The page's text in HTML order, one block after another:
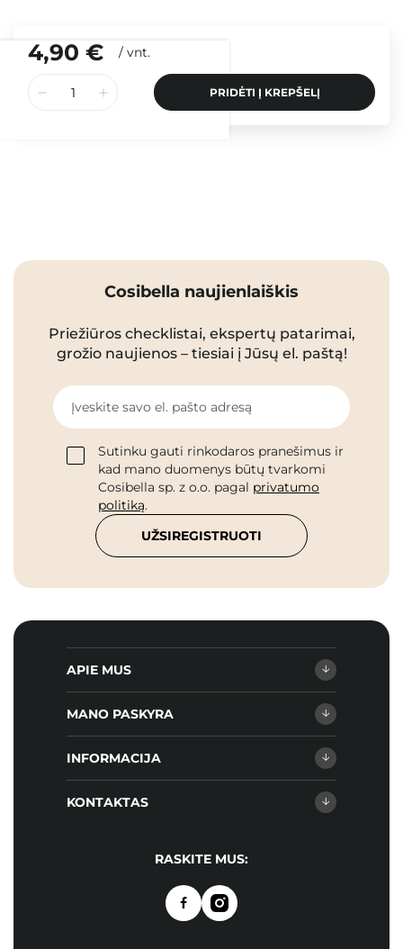
4,90 € / vnt.
PRIDĖTI Į KREPŠELĮ
Cosibella naujienlaiškis
Priežiūros checklistai, ekspertų patarimai,
grožio naujienos – tiesiai į Jūsų el. paštą!
Įveskite savo el. pašto adresą
Sutinku gauti rinkodaros pranešimus ir
kad mano duomenys būtų tvarkomi
Cosibella sp. z o.o. pagal privatumo
politiką.
UŽSIREGISTRUOTI
APIE MUS
MANO PASKYRA
INFORMACIJA
KONTAKTAS
RASKITE MUS: